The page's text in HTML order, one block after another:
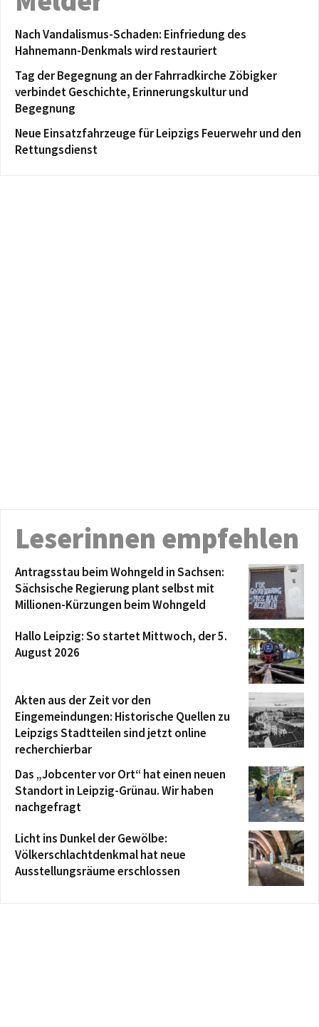
Nach Vandalismus-Schaden: Einfriedung des
Hahnemann-Denkmals wird restauriert
Tag der Begegnung an der Fahrradkirche Zöbigker
verbindet Geschichte, Erinnerungskultur und
Begegnung
Neue Einsatzfahrzeuge für Leipzigs Feuerwehr und den
Rettungsdienst
Leserinnen empfehlen
Antragsstau beim Wohngeld in Sachsen:
Sächsische Regierung plant selbst mit
Millionen-Kürzungen beim Wohngeld
Hallo Leipzig: So startet Mittwoch, der 5.
August 2026
Akten aus der Zeit vor den
Eingemeindungen: Historische Quellen zu
Leipzigs Stadtteilen sind jetzt online
recherchierbar
Das „Jobcenter vor Ort“ hat einen neuen
Standort in Leipzig-Grünau. Wir haben
nachgefragt
Licht ins Dunkel der Gewölbe:
Völkerschlachtdenkmal hat neue
Ausstellungsräume erschlossen